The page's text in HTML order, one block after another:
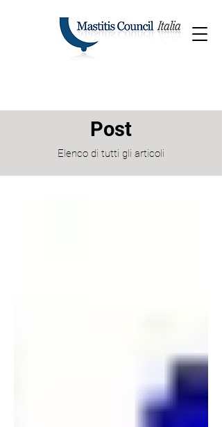
Post
Elenco di tutti gli articoli